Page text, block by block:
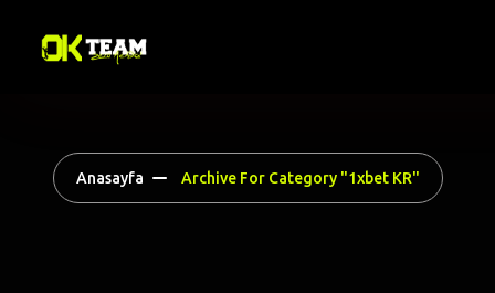
Anasayfa Archive For Category "1xbet KR"